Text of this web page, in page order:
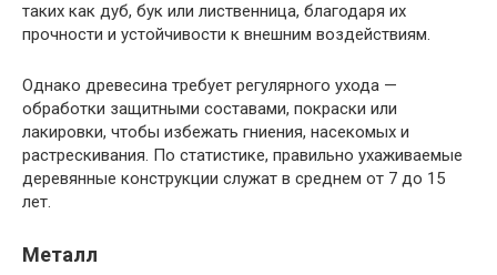
таких как дуб, бук или лиственница, благодаря их
прочности и устойчивости к внешним воздействиям.
Однако древесина требует регулярного ухода —
обработки защитными составами, покраски или
лакировки, чтобы избежать гниения, насекомых и
растрескивания. По статистике, правильно ухаживаемые
деревянные конструкции служат в среднем от 7 до 15
лет.
Металл